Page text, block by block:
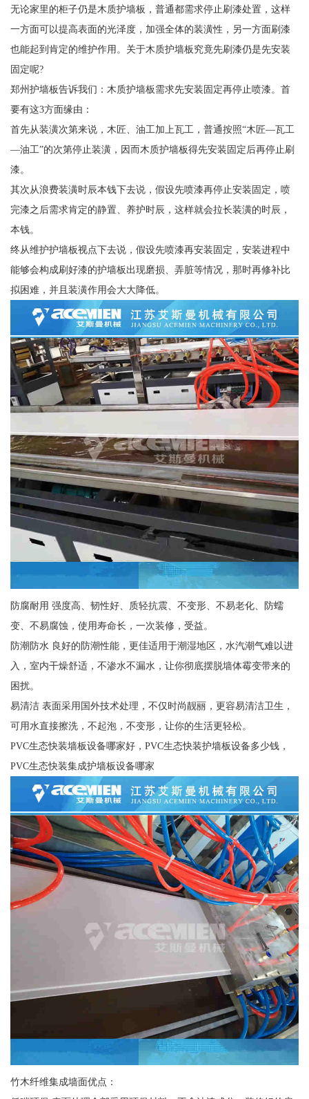
无论家里的柜子仍是木质护墙板，普通都需求停止刷漆处置，这样
一方面可以提高表面的光泽度，加强全体的装潢性，另一方面刷漆
也能起到肯定的维护作用。关于木质护墙板究竟先刷漆仍是先安装
固定呢?
郑州护墙板告诉我们：木质护墙板需求先安装固定再停止喷漆。首
要有这3方面缘由：
首先从装潢次第来说，木匠、油工加上瓦工，普通按照“木匠—瓦工
—油工”的次第停止装潢，因而木质护墙板得先安装固定后再停止刷
漆。
其次从浪费装潢时辰本钱下去说，假设先喷漆再停止安装固定，喷
完漆之后需求肯定的静置、养护时辰，这样就会拉长装潢的时辰，
本钱。
终从维护护墙板视点下去说，假设先喷漆再安装固定，安装进程中
能够会构成刷好漆的护墙板出现磨损、弄脏等情况，那时再修补比
拟困难，并且装潢作用会大大降低。
防腐耐用 强度高、韧性好、质轻抗震、不变形、不易老化、防蠕
变、不易腐蚀，使用寿命长，一次装修，受益。
防潮防水 良好的防潮性能，更佳适用于潮湿地区，水汽潮气难以进
入，室内干燥舒适，不渗水不漏水，让你彻底摆脱墙体霉变带来的
困扰。
易清洁 表面采用国外技术处理，不仅时尚靓丽，更容易清洁卫生，
可用水直接擦洗，不起泡，不变形，让你的生活更轻松。
PVC生态快装墙板设备哪家好，PVC生态快装护墙板设备多少钱，
PVC生态快装集成护墙板设备哪家
竹木纤维集成墙面优点：